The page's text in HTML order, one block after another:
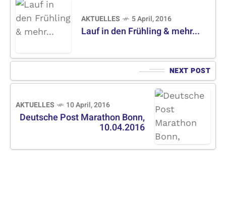
AKTUELLES 5 April, 2016
Lauf in den Frühling & mehr...
NEXT POST
AKTUELLES 10 April, 2016
Deutsche Post Marathon Bonn,
10.04.2016